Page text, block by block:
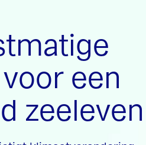
een
zeeleven